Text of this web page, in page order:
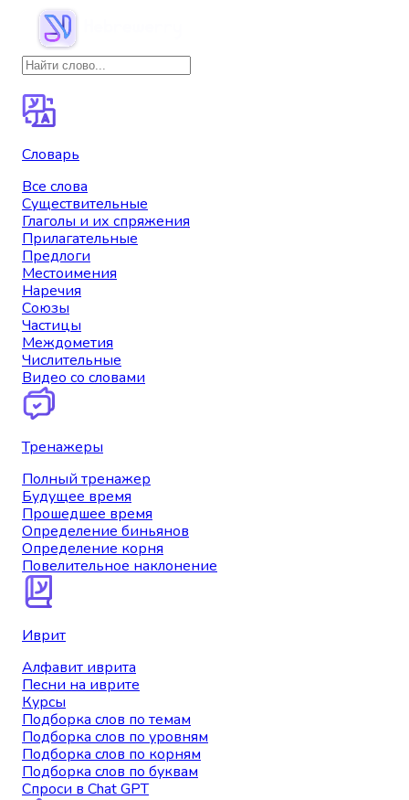
Словарь
Все слова
Существительные
Глаголы и их спряжения
Прилагательные
Предлоги
Местоимения
Наречия
Союзы
Частицы
Междометия
Числительные
Видео со словами
Тренажеры
Полный тренажер
Будущее время
Прошедшее время
Определение биньянов
Определение корня
Повелительное наклонение
Иврит
Алфавит иврита
Песни на иврите
Курсы
Подборка слов по темам
Подборка слов по уровням
Подборка слов по корням
Подборка слов по буквам
Спроси в Chat GPT